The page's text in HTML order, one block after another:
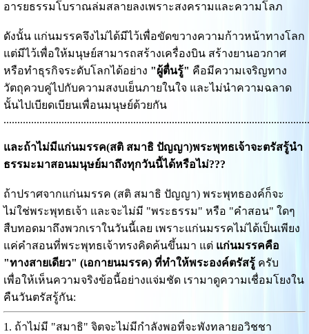
อารยธรรมโบราณล่มสลายลงเพราะสงครามและความโลภ
ดังนั้น แก่นมรรคจึงไม่ได้มีไว้เพื่อขัดขวางความก้าวหน้าทางโลก
แต่มีไว้เพื่อให้มนุษย์สามารถสร้างเครื่องบิน สร้างยานอวกาศ
หรือทำธุรกิจระดับโลกได้อย่าง "ผู้ตื่นรู้" คือมีความเจริญทาง
วัตถุควบคู่ไปกับความสงบเย็นภายในใจ และไม่นำความฉลาด
นั้นไปเบียดเบียนเพื่อนมนุษย์ด้วยกัน
และถ้าไม่มีแก่นมรรค(สติ สมาธิ ปัญญา)พระพุทธเจ้าจะตรัสรู้นำ
ธรรมะมาสอนมนุษย์มาถึงทุกวันนี้ได้หรือไม่???
ถ้าปราศจากแก่นมรรค (สติ สมาธิ ปัญญา) พระพุทธองค์ก็จะ
ไม่ใช่พระพุทธเจ้า และจะไม่มี "พระธรรม" หรือ "คำสอน" ใดๆ
สืบทอดมาถึงพวกเราในวันนี้เลย เพราะแก่นมรรคไม่ได้เป็นเพียง
แค่คำสอนที่พระพุทธเจ้าทรงคิดค้นขึ้นมา แต่ แก่นมรรคคือ
"ทางสายเดียว" (เอกายนมรรค) ที่ทำให้พระองค์ตรัสรู้ครับ
เพื่อให้เห็นความจริงข้อนี้อย่างแจ่มชัด เรามาดูความเชื่อมโยงใน
คืนวันตรัสรู้กัน:
1. ถ้าไม่มี "สมาธิ" จิตจะไม่มีกำลังพอที่จะพังทลายอวิชชา